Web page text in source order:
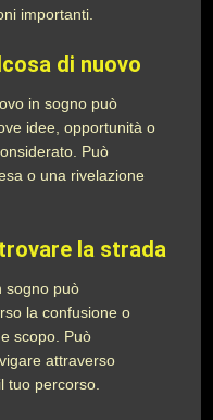
importanti.
di nuovo
in sogno può
idee, opportunità o
Può
o una rivelazione
la strada
sogno può
la confusione o
scopo. Può
attraverso
tuo percorso.